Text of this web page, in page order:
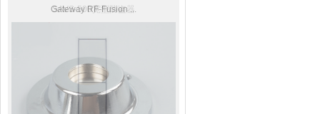
SAVS-500宽型防盗器
Gateway RF-Fusion ...